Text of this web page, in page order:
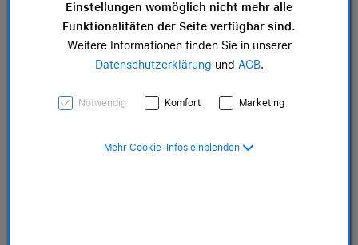
Einstellungen womöglich nicht mehr alle
Funktionalitäten der Seite verfügbar sind.
Weitere Informationen finden Sie in unserer
Datenschutzerklärung und AGB.
Notwendig Komfort Marketing
Mehr Cookie-Infos einblenden